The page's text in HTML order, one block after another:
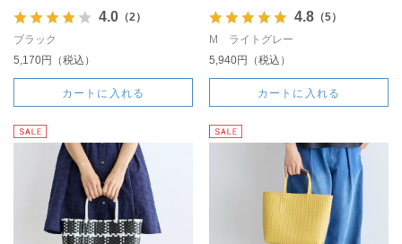
4.0（2）
ブラック
5,170円（税込）
カートに入れる
4.8（5）
M ライトグレー
5,940円（税込）
カートに入れる